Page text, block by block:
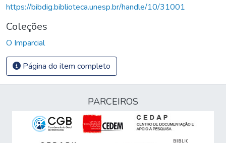
https://bibdig.biblioteca.unesp.br/handle/10/31001
Coleções
O Imparcial
Página do item completo
PARCEIROS